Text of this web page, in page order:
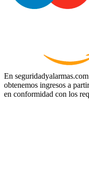
En
obtenemos ingresos a
en conformidad con los